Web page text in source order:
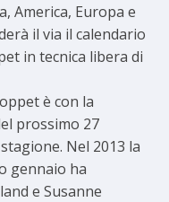
America, Europa e
il via il calendario
in tecnica libera di
è con la
prossimo 27
Nel 2013 la
gennaio ha
e Susanne